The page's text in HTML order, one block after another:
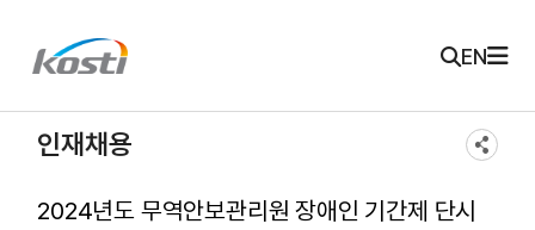
KOSTI 메인 페이지로 이동 EN
인재채용
2024년도 무역안보관리원 장애인 기간제 단시